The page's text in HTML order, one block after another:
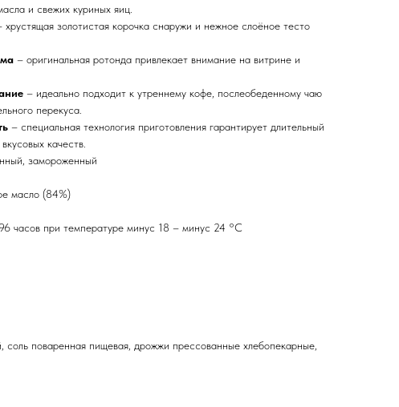
и свежих куриных яиц.
хрустящая золотистая корочка снаружи и нежное слоёное тесто
– оригинальная ротонда привлекает внимание на витрине и
– идеально подходит к утреннему кофе, послеобеденному чаю
перекуса.
– специальная технология приготовления гарантирует длительный
качеств.
замороженный
масло (84%)
часов при температуре минус 18 – минус 24 °С
поваренная пищевая, дрожжи прессованные хлебопекарные,